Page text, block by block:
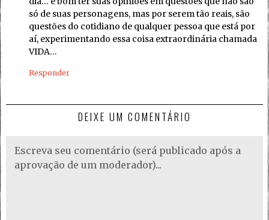
só de suas personagens, mas por serem tão reais, são
questões do cotidiano de qualquer pessoa que está por
aí, experimentando essa coisa extraordinária chamada
VIDA…
Responder
DEIXE UM COMENTÁRIO